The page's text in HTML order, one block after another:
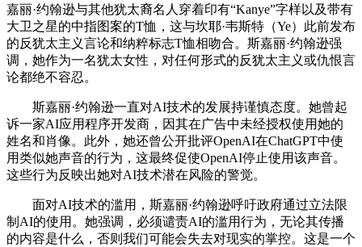
嘉丽·约翰逊与其他犹太裔名人穿着印有“Kanye”字样以及带有
大卫之星的中指图案的T恤，这与坎耶·韦斯特（Ye）此前发布
的反犹太主义言论和纳粹标志T恤相吻合。斯嘉丽·约翰逊强
调，她作为一名犹太女性，对任何形式的反犹太主义或仇恨言
论都绝不容忍。
斯嘉丽·约翰逊一直对AI技术的发展持谨慎态度。她曾起
诉一家AI应用程序开发商，因其在广告中未经授权使用她的
姓名和肖像。此外，她还曾公开批评OpenAI在ChatGPT中使
用类似她声音的行为，这最终促使OpenAI停止使用该声音。
这些行为反映出她对AI技术潜在风险的警觉。
面对AI技术的滥用，斯嘉丽·约翰逊呼吁政府通过立法限
制AI的使用。她强调，必须谴责AI的滥用行为，无论其传播
的内容是什么，否则我们可能会失去对现实的掌控。这是一个